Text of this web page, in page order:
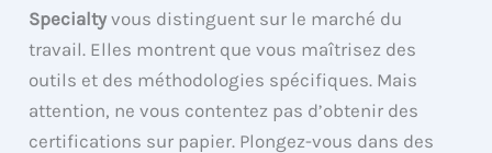
Specialtyvous distinguent sur le marché du
travail. Elles montrent que vous maîtrisez des
outils et des méthodologies spécifiques. Mais
attention, ne vous contentez pas d’obtenir des
certifications sur papier. Plongez-vous dans des